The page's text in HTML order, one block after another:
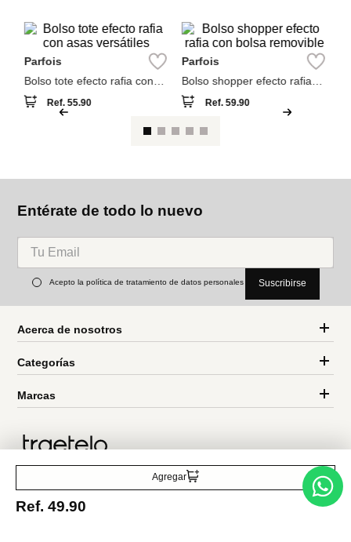
Agregar
Ref. 49.90
También compraron
Parfois
Bolso tote efecto rafia con
asas versátiles
Ref.55.90
Bolso shopper efecto rafia
con bolsa removible
Ref.59.90
Entérate de todo lo nuevo
Acepto la política de tratamiento de datos personales Suscribirse
Acerca de nosotros